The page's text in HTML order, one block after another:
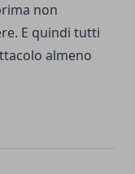
non
E quindi tutti
almeno